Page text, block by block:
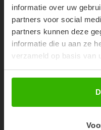
informatie over uw
partners voor social
partners kunnen deze
informatie die u aan ze
verzameld op basis van